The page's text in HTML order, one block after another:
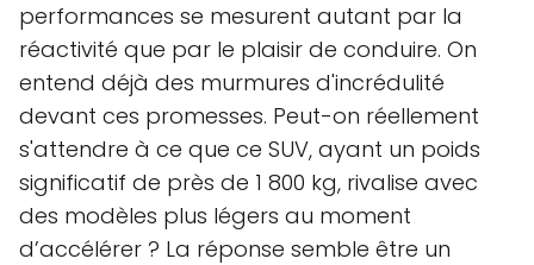
performances se mesurent autant par la
réactivité que par le plaisir de conduire. On
entend déjà des murmures d'incrédulité
devant ces promesses. Peut-on réellement
s'attendre à ce que ce SUV, ayant un poids
significatif de près de 1 800 kg, rivalise avec
des modèles plus légers au moment
d’accélérer ? La réponse semble être un